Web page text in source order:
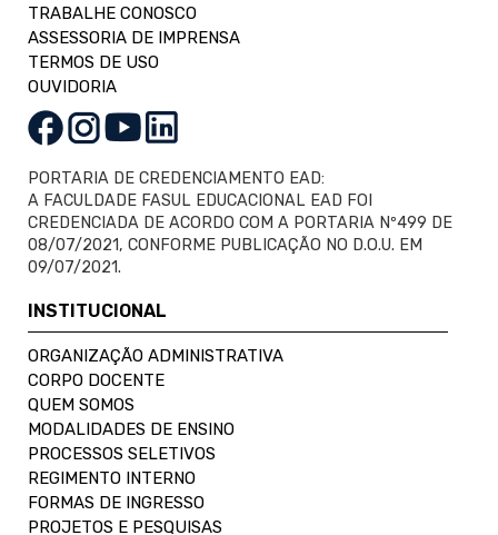
TRABALHE CONOSCO
ASSESSORIA DE IMPRENSA
TERMOS DE USO
OUVIDORIA
PORTARIA DE CREDENCIAMENTO EAD:
A FACULDADE FASUL EDUCACIONAL EAD FOI
CREDENCIADA DE ACORDO COM A PORTARIA Nº499 DE
08/07/2021, CONFORME PUBLICAÇÃO NO D.O.U. EM
09/07/2021.
INSTITUCIONAL
ORGANIZAÇÃO ADMINISTRATIVA
CORPO DOCENTE
QUEM SOMOS
MODALIDADES DE ENSINO
PROCESSOS SELETIVOS
REGIMENTO INTERNO
FORMAS DE INGRESSO
PROJETOS E PESQUISAS